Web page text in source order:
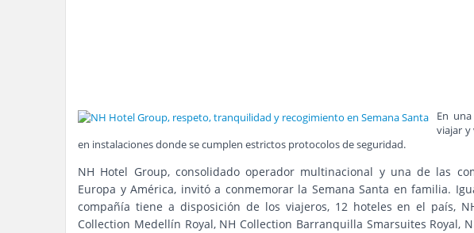
En
viajar y
en instalaciones donde se cumplen estrictos protocolos de seguridad.
NH Hotel Group, consolidado operador multinacional y una de las
Europa y América, invitó a conmemorar la Semana Santa en familia.
compañía tiene a disposición de los viajeros, 12 hoteles en el país,
Collection Medellín Royal, NH Collection Barranquilla Smarsuites Royal,